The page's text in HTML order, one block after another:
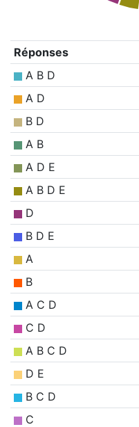
Réponses
A B D
A D
B D
A B
A D E
A B D E
D
B D E
A
B
A C D
C D
A B C D
D E
B C D
C